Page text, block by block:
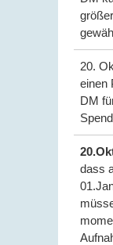
20.
einen
DM
dass